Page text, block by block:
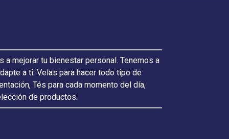
a mejorar tu bienestar personal. Tenemos a
a ti: Velas para hacer todo tipo de
Tés para cada momento del día,
de productos.